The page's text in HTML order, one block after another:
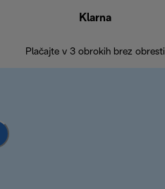
Klarna
Plačajte v 3 obrokih brez obresti